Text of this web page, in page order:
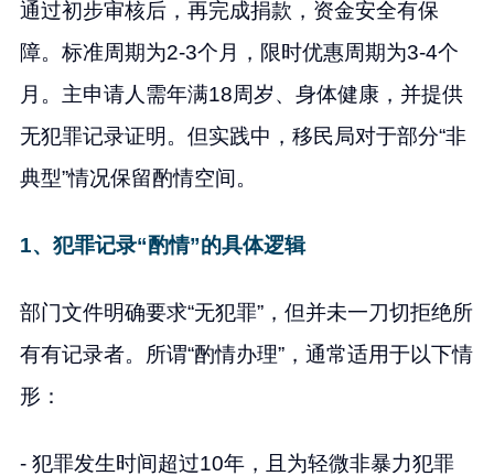
通过初步审核后，再完成捐款，资金安全有保
障。标准周期为2-3个月，限时优惠周期为3-4个
月。主申请人需年满18周岁、身体健康，并提供
无犯罪记录证明。但实践中，移民局对于部分“非
典型”情况保留酌情空间。
1、犯罪记录“酌情”的具体逻辑
部门文件明确要求“无犯罪”，但并未一刀切拒绝所
有有记录者。所谓“酌情办理”，通常适用于以下情
形：
- 犯罪发生时间超过10年，且为轻微非暴力犯罪